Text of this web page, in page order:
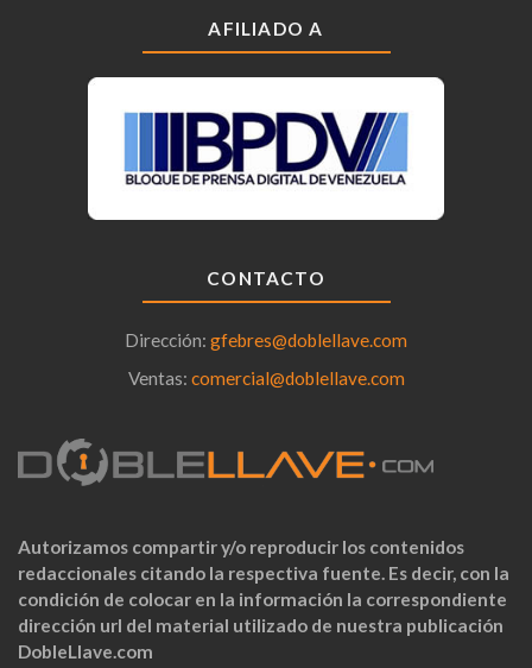
AFILIADO A
CONTACTO
Dirección: gfebres@doblellave.com
Ventas: comercial@doblellave.com
Autorizamos compartir y/o reproducir los contenidos
redaccionales citando la respectiva fuente. Es decir, con la
condición de colocar en la información la correspondiente
dirección url del material utilizado de nuestra publicación
DobleLlave.com